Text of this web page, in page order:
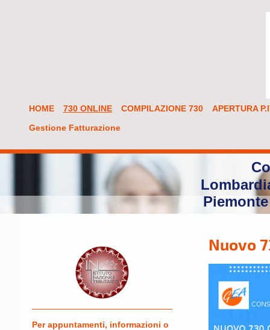
HOME 730 ONLINE COMPILAZIONE 730
APERTURA
Gestione Fatturazione
Nuovo
Per appuntamenti, informazioni o